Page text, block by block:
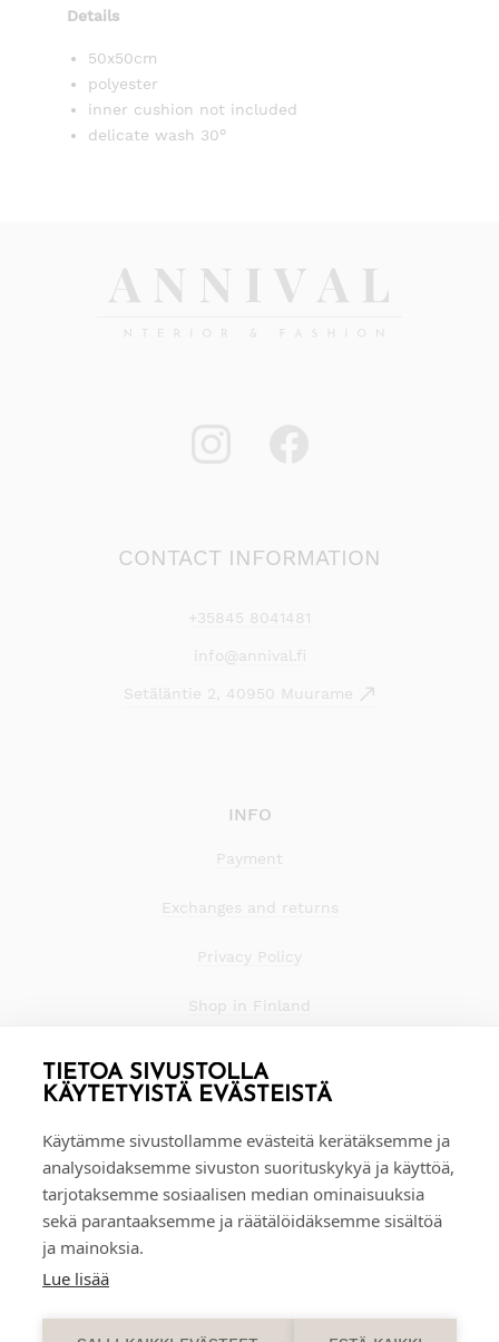
TIETOA SIVUSTOLLA
KÄYTETYISTÄ EVÄSTEISTÄ
Käytämme sivustollamme evästeitä kerätäksemme ja
analysoidaksemme sivuston suorituskykyä ja käyttöä,
tarjotaksemme sosiaalisen median ominaisuuksia
sekä parantaaksemme ja räätälöidäksemme sisältöä
ja mainoksia.
Lue lisää
Details
50x50cm
polyester
inner cushion not included
delicate wash 30°
CONTACT INFORMATION
+35845 8041481
info@annival.fi
Setäläntie 2, 40950 Muurame
INFO
Payment
Exchanges and returns
Privacy Policy
Shop in Finland